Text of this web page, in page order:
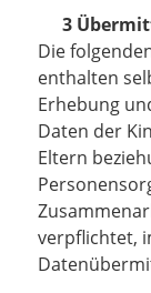
3
Die
enthalten
Erhebung
Daten der
Eltern
verpflichtet,